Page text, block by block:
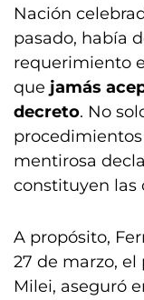
Nación
pasado, había
requerimiento
que jamás
decreto. No
mentirosa
constituyen las
A propósito,
27 de marzo,
Milei, aseguró